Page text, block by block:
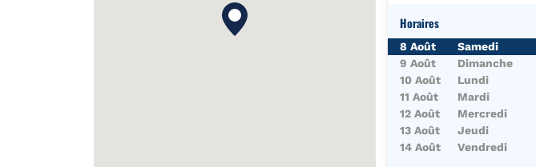
Horaires
Jour de la SemaineHoraires
8 Août Samedi
9 Août
Dimanche
10 Août
Lundi
11 Août
Mardi
12 Août
Mercredi
13 Août
Jeudi
14 Août
Vendredi